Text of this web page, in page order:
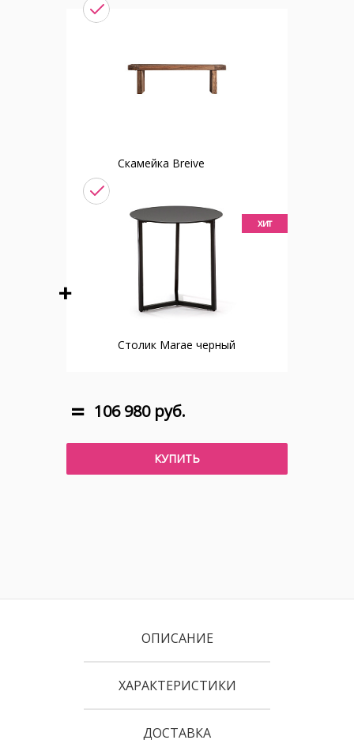
Скамейка Breive
хит
Столик Marae черный
106 980 руб.
КУПИТЬ
ОПИСАНИЕ
ХАРАКТЕРИСТИКИ
ДОСТАВКА